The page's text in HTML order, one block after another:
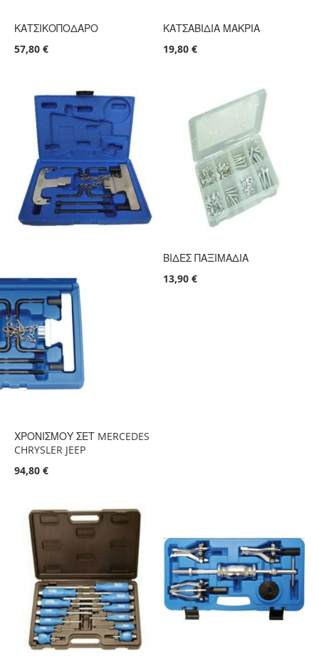
ΚΑΤΣΙΚΟΠΟΔΑΡΟ
57,80 €
ΚΑΤΣΑΒΙΔΙΑ ΜΑΚΡΙΑ
19,80 €
ΧΡΟΝΙΣΜΟΥ ΣΕΤ MERCEDES
CHRYSLER JEEP
94,80 €
ΒΙΔΕΣ ΠΑΞΙΜΑΔΙΑ
13,90 €